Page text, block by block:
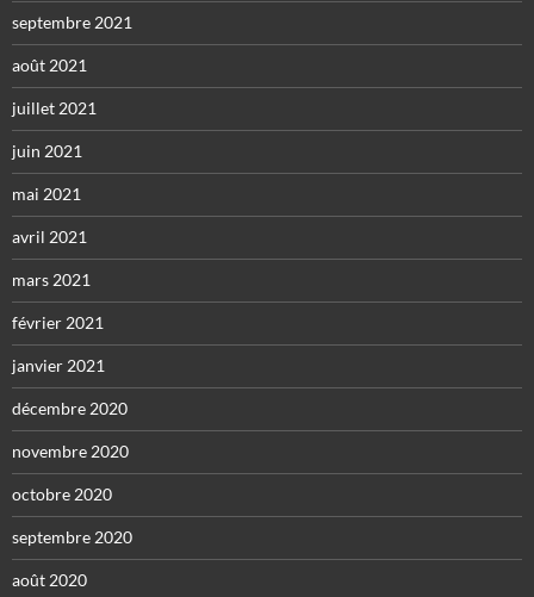
septembre 2021
août 2021
juillet 2021
juin 2021
mai 2021
avril 2021
mars 2021
février 2021
janvier 2021
décembre 2020
novembre 2020
octobre 2020
septembre 2020
août 2020